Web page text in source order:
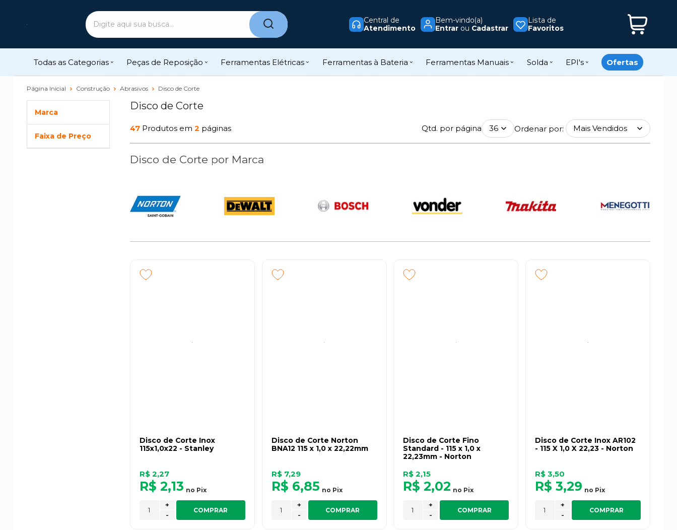
Central de
Atendimento
Bem-vindo(a)
Entrarou Cadastrar
Lista de
Favoritos
Todas as Categorias Peças de Reposição Ferramentas Elétricas Ferramentas à Bateria Ferramentas Manuais Solda EPI's Ofertas
Página Inicial Construção Abrasivos Disco de Corte
Marca
Faixa de Preço
Disco de Corte
47 Produtos em 2 páginas Qtd. por página Ordenar por:
Disco de Corte por Marca
Disco de Corte Inox
115x1,0x22 - Stanley
R$ 2,27
R$ 2,13 no Pix
-
+
COMPRAR
Disco de Corte Norton
BNA12 115 x 1,0 x 22,22mm
R$ 7,29
R$ 6,85 no Pix
-
+
COMPRAR
Disco de Corte Fino
Standard - 115 x 1,0 x
22,23mm - Norton
R$ 2,15
R$ 2,02 no Pix
-
+
COMPRAR
Disco de Corte Inox AR102
- 115 X 1,0 X 22,23 - Norton
R$ 3,50
R$ 3,29 no Pix
-
+
COMPRAR